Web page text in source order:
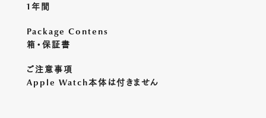
1年間
Package Contens
箱・保証書
ご注意事項
Apple Watch本体は付きません